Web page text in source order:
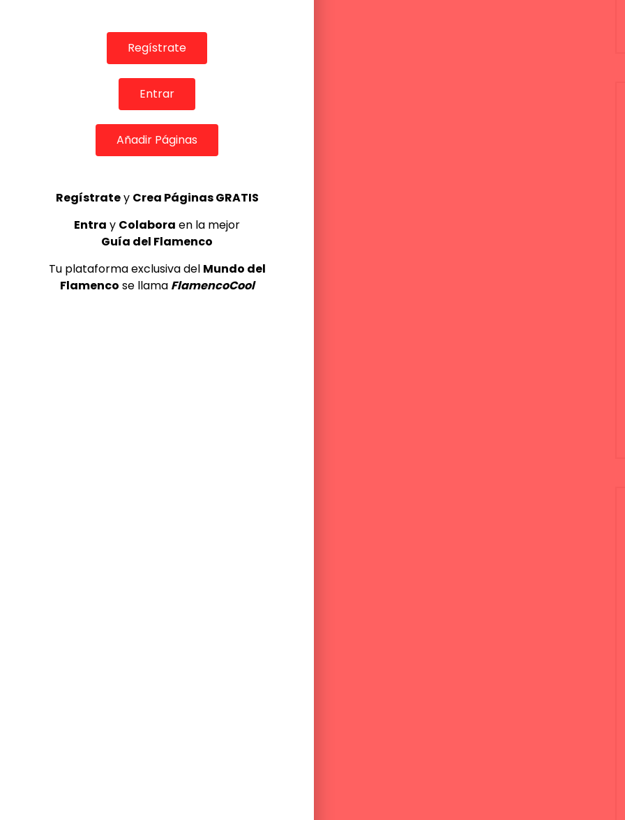
Regístrate
Entrar
Añadir Páginas
Regístratey Crea Páginas GRATIS
Entra y Colabora en la mejor
Guía del Flamenco
Tu plataforma exclusiva del Mundo del
Flamenco se llama FlamencoCool